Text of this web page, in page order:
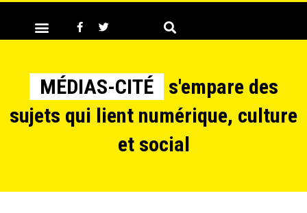
MÉDIAS-CITÉ
s'empare des
sujets qui lient numérique, culture
et social